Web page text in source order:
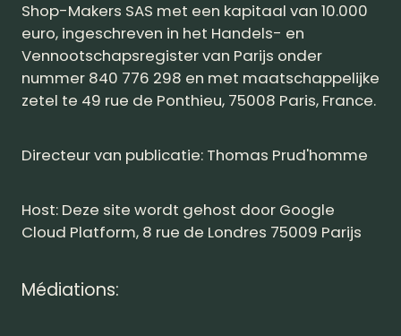
Shop-Makers SAS met een kapitaal van 10.000
euro, ingeschreven in het Handels- en
Vennootschapsregister van Parijs onder
nummer 840 776 298 en met maatschappelijke
zetel te 49 rue de Ponthieu, 75008 Paris, France.
Directeur van publicatie: Thomas Prud'homme
Host: Deze site wordt gehost door Google
Cloud Platform, 8 rue de Londres 75009 Parijs
Médiations: